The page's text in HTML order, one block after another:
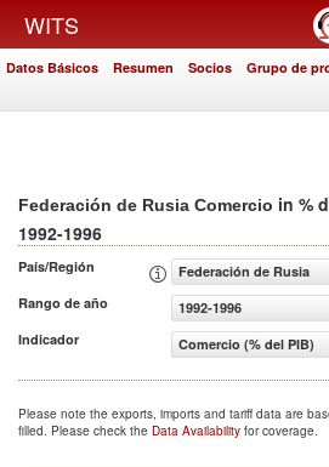
WITS
Datos Básicos Resumen Socios Grupo de
Federación de Rusia Comercio in %
1992-1996
País/Región
Federación de Rusia
Rango de año
1992-1996
Indicador
Comercio (% del PIB)
Please note the exports, imports and tariff data are
filled. Please check the Data Availability for coverage.